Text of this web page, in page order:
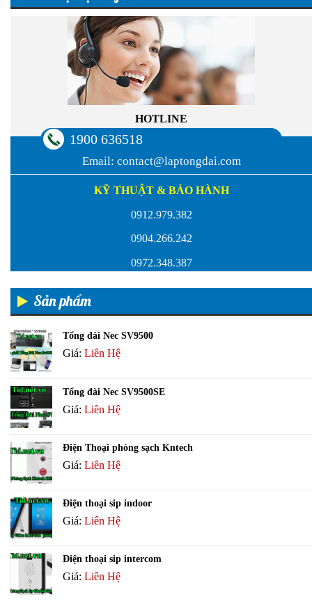
HOTLINE
1900 636518
Email: contact@laptongdai.com
KỸ THUẬT & BẢO HÀNH
0912.979.382
0904.266.242
0972.348.387
Sản phẩm
Tổng đài Nec SV9500
Giá: Liên Hệ
Tổng đài Nec SV9500SE
Giá: Liên Hệ
Điện Thoại phòng sạch Kntech
Giá: Liên Hệ
Điện thoại sip indoor
Giá: Liên Hệ
Điện thoại sip intercom
Giá: Liên Hệ